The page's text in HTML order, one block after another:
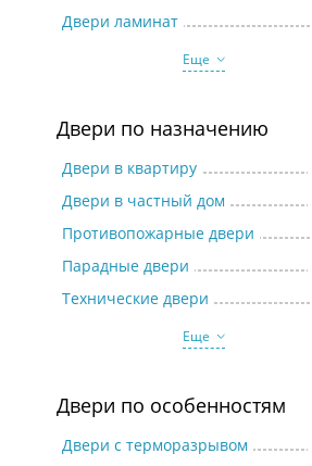
Двери ламинат
Еще
Двери по назначению
Двери в квартиру
Двери в частный дом
Противопожарные двери
Парадные двери
Технические двери
Еще
Двери по особенностям
Двери с терморазрывом